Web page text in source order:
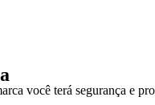
você terá segurança e